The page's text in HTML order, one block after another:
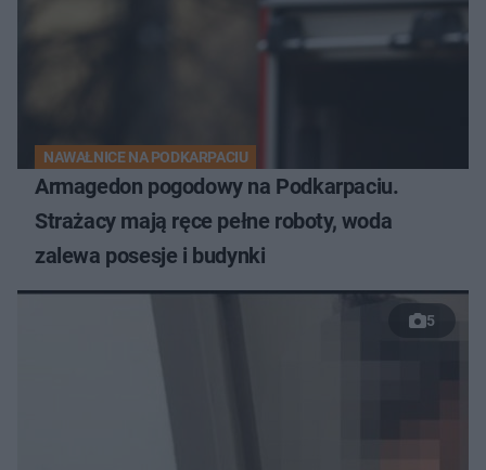
NAWAŁNICE NA PODKARPACIU
Armagedon pogodowy na Podkarpaciu.
Strażacy mają ręce pełne roboty, woda
zalewa posesje i budynki
5